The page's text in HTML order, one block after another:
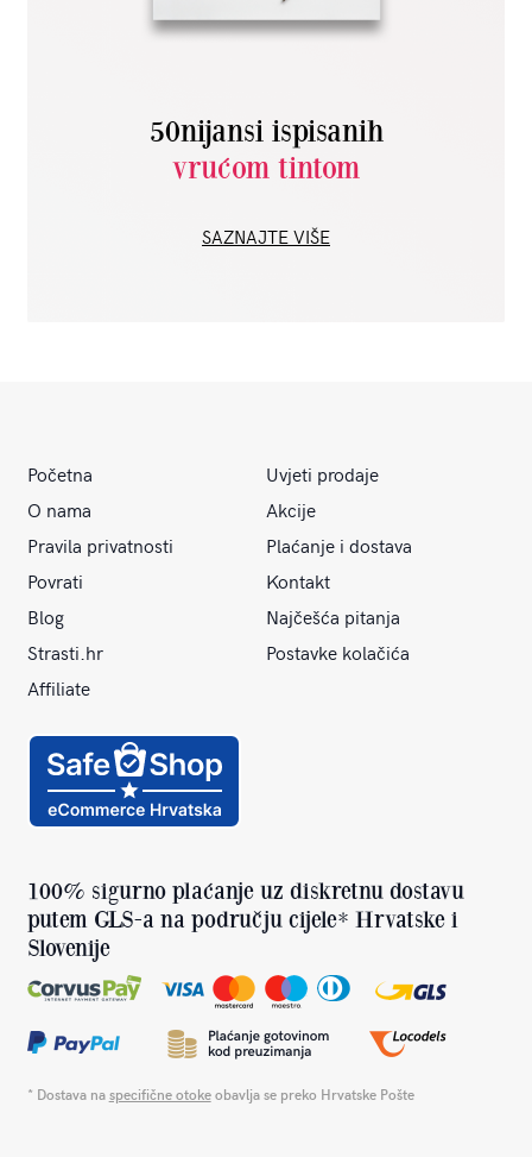
50nijansi ispisanih
vrućom tintom
SAZNAJTE VIŠE
Početna
Uvjeti prodaje
O nama
Akcije
Pravila privatnosti
Plaćanje i dostava
Povrati
Kontakt
Blog
Najčešća pitanja
Strasti.hr
Postavke kolačića
Affiliate
100% sigurno plaćanje uz diskretnu dostavu
putem GLS-a na području cijele* Hrvatske i
Slovenije
* Dostava naspecifične otokeobavlja se preko Hrvatske Pošte